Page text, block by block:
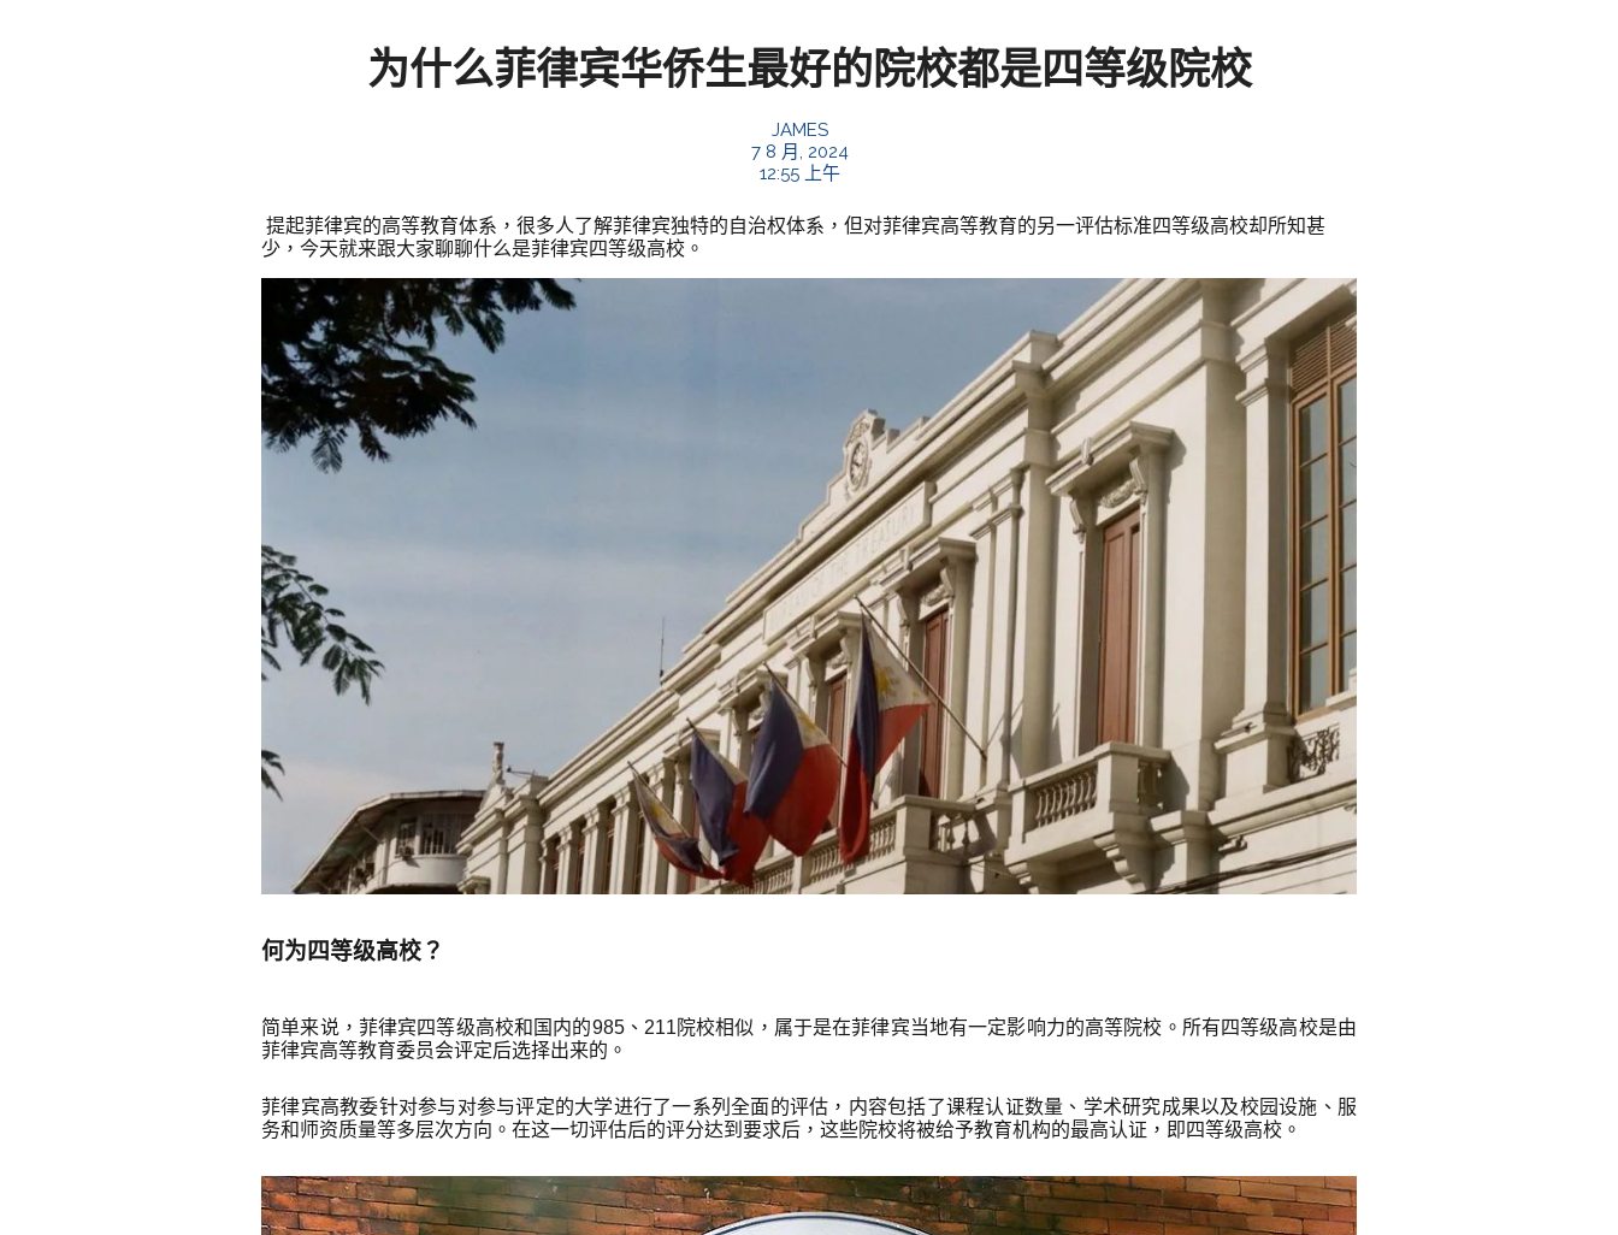
为什么菲律宾华侨生最好的院校都是四等级院校
JAMES
7 8 月, 2024
12:55 上午
提起菲律宾的高等教育体系，很多人了解菲律宾独特的自治权体系，但对菲律宾高等教育的另一评估标准四等级高校却所知甚
少，今天就来跟大家聊聊什么是菲律宾四等级高校。
何为四等级高校？
简单来说，菲律宾四等级高校和国内的985、211院校相似，属于是在菲律宾当地有一定影响力的高等院校。所有四等级高校是由
菲律宾高等教育委员会评定后选择出来的。
菲律宾高教委针对参与对参与评定的大学进行了一系列全面的评估，内容包括了课程认证数量、学术研究成果以及校园设施、服
务和师资质量等多层次方向。在这一切评估后的评分达到要求后，这些院校将被给予教育机构的最高认证，即四等级高校。